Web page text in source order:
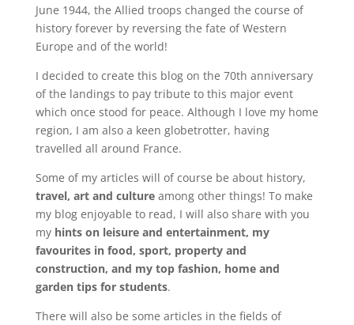
June 1944, the Allied troops changed the course of
history forever by reversing the fate of Western
Europe and of the world!
I decided to create this blog on the 70th anniversary
of the landings to pay tribute to this major event
which once stood for peace. Although I love my home
region, I am also a keen globetrotter, having
travelled all around France.
Some of my articles will of course be about history,
travel, art and cultureamong other things! To make
my blog enjoyable to read, I will also share with you
my hints on leisure and entertainment, my
favourites in food, sport, property and
construction, and my top fashion, home and
garden tips for students.
There will also be some articles in the fields of